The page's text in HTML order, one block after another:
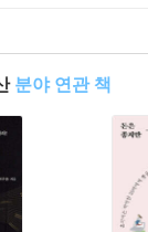
분야 연관 책